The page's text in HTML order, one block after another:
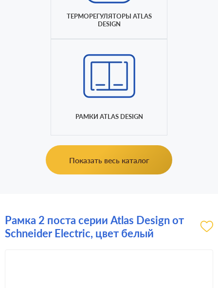
ТЕРМОРЕГУЛЯТОРЫ ATLAS
DESIGN
РАМКИ ATLAS DESIGN
Показать весь каталог
Рамка 2 поста серии Atlas Design от
Schneider Electric, цвет белый